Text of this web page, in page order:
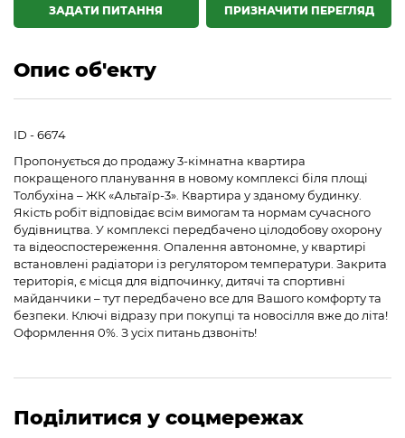
ПРИЗНАЧИТИ ПЕРЕГЛЯД
ЗАДАТИ ПИТАННЯ
Опис об'екту
ID - 6674
Пропонується до продажу 3-кімнатна квартира
покращеного планування в новому комплексі біля площі
Толбухіна – ЖК «Альтаїр-3». Квартира у зданому будинку.
Якість робіт відповідає всім вимогам та нормам сучасного
будівництва. У комплексі передбачено цілодобову охорону
та відеоспостереження. Опалення автономне, у квартирі
встановлені радіатори із регулятором температури. Закрита
територія, є місця для відпочинку, дитячі та спортивні
майданчики – тут передбачено все для Вашого комфорту та
безпеки. Ключі відразу при покупці та новосілля вже до літа!
Оформлення 0%. З усіх питань дзвоніть!
Поділитися у соцмережах